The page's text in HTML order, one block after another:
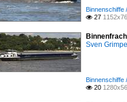
Binnenschiffe
 27
Sven Grimpe
Binnenschiffe
 20